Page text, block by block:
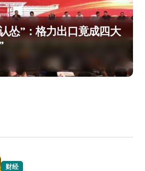
怂”：格力出口竟成四大
财经